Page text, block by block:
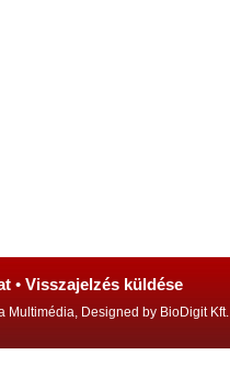
• Visszajelzés küldése
Designed by BioDigit Kft.